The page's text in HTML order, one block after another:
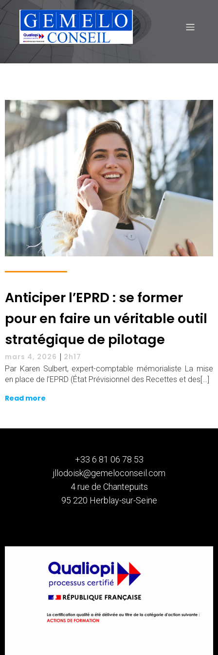
Anticiper l’EPRD : se former
pour en faire un véritable outil
stratégique de pilotage
mars 4, 2026 | 2h17
Par Karen Sulbert, expert-comptable mémorialiste La mise
en place de l’EPRD (État Prévisionnel des Recettes et des[…]
Read more
+33 6 81 06 78 53
jllodoisk@gemeloconseil.com
4 rue de Chantepuits
95 220 Herblay-sur-Seine